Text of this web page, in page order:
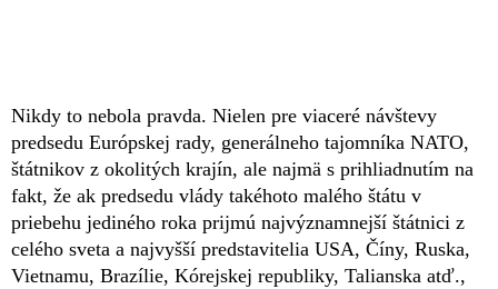
Nikdy to nebola pravda. Nielen pre viaceré návštevy
predsedu Európskej rady, generálneho tajomníka NATO,
štátnikov z okolitých krajín, ale najmä s prihliadnutím na
fakt, že ak predsedu vlády takéhoto malého štátu v
priebehu jediného roka prijmú najvýznamnejší štátnici z
celého sveta a najvyšší predstavitelia USA, Číny, Ruska,
Vietnamu, Brazílie, Kórejskej republiky, Talianska atď.,